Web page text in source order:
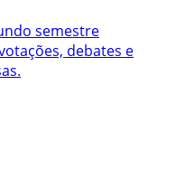
semestre
debates e